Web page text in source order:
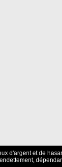
d'argent et de